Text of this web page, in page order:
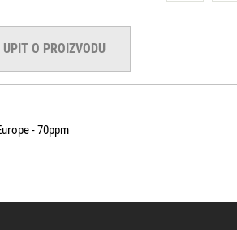
UPIT O PROIZVODU
- 70ppm